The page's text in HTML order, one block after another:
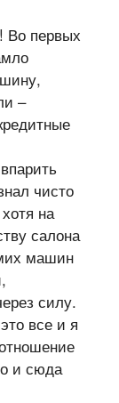
Во первых
–
чисто
на
салона
машин
силу.
все и я
и сюда